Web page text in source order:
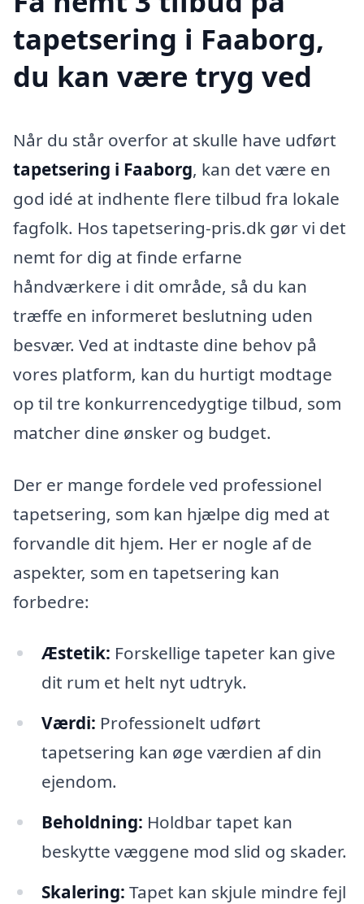
tapetsering i Faaborg,
du kan være tryg ved
Når du står overfor at skulle have udført
tapetsering i Faaborg, kan det være en
god idé at indhente flere tilbud fra lokale
fagfolk. Hos tapetsering-pris.dk gør vi det
nemt for dig at finde erfarne
håndværkere i dit område, så du kan
træffe en informeret beslutning uden
besvær. Ved at indtaste dine behov på
vores platform, kan du hurtigt modtage
op til tre konkurrencedygtige tilbud, som
matcher dine ønsker og budget.
Der er mange fordele ved professionel
tapetsering, som kan hjælpe dig med at
forvandle dit hjem. Her er nogle af de
aspekter, som en tapetsering kan
forbedre:
Æstetik: Forskellige tapeter kan give
dit rum et helt nyt udtryk.
Værdi: Professionelt udført
tapetsering kan øge værdien af din
ejendom.
Beholdning: Holdbar tapet kan
beskytte væggene mod slid og skader.
Skalering: Tapet kan skjule mindre fejl